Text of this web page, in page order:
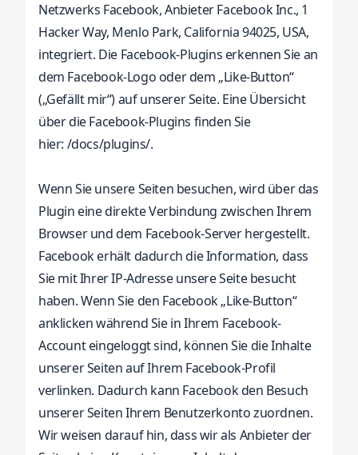
Netzwerks Facebook, Anbieter Facebook Inc., 1
Hacker Way, Menlo Park, California 94025, USA,
integriert. Die Facebook-Plugins erkennen Sie an
dem Facebook-Logo oder dem „Like-Button“
(„Gefällt mir“) auf unserer Seite. Eine Übersicht
über die Facebook-Plugins finden Sie
hier: /docs/plugins/.
Wenn Sie unsere Seiten besuchen, wird über das
Plugin eine direkte Verbindung zwischen Ihrem
Browser und dem Facebook-Server hergestellt.
Facebook erhält dadurch die Information, dass
Sie mit Ihrer IP-Adresse unsere Seite besucht
haben. Wenn Sie den Facebook „Like-Button“
anklicken während Sie in Ihrem Facebook-
Account eingeloggt sind, können Sie die Inhalte
unserer Seiten auf Ihrem Facebook-Profil
verlinken. Dadurch kann Facebook den Besuch
unserer Seiten Ihrem Benutzerkonto zuordnen.
Wir weisen darauf hin, dass wir als Anbieter der